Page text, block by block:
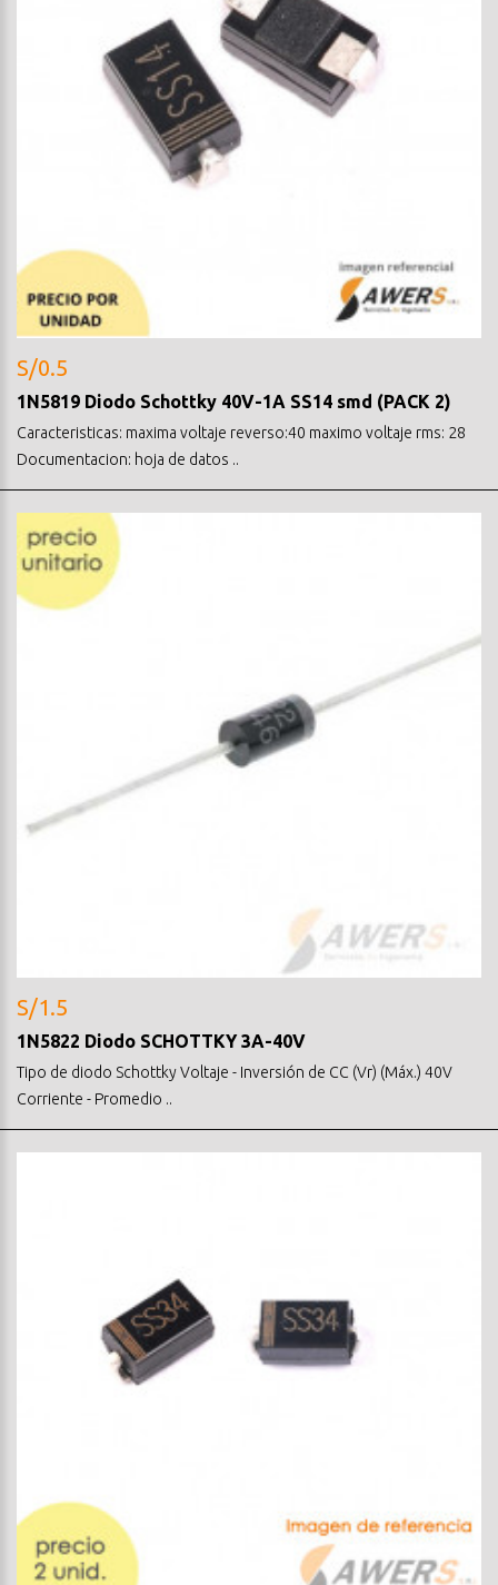
S/0.5
1N5819 Diodo Schottky 40V-1A SS14 smd (PACK 2)
Caracteristicas: maxima voltaje reverso:40 maximo voltaje rms: 28
Documentacion: hoja de datos ..
S/1.5
1N5822 Diodo SCHOTTKY 3A-40V
Tipo de diodo Schottky Voltaje - Inversión de CC (Vr) (Máx.) 40V
Corriente - Promedio ..